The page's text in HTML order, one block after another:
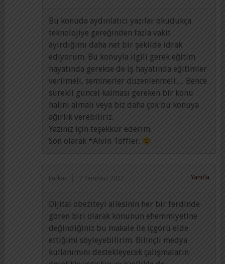
Bu konuda aydınlatıcı yazılar okudukça
teknolojiye gereğinden fazla vakit
ayırdığımı daha net bir şekilde idrak
ediyorum. Bu konuyla ilgili gerek eğitim
hayatında gerekse de iş hayatında eğitimler
verilmeli, seminerler düzenlenmeli… Bence
sürekli güncel kalması gereken bir konu
halini almalı veya biz daha çok bu konuya
ağırlık verebiliriz.
Yazınız için teşekkür ederim.
Son olarak *Alvin Toffler.
Furkan 7 Temmuz 2022 Yanıtla
Dijital obeziteyi ailesinin her bir ferdinde
gören biri olarak konunun ehemmiyetine
değindiğiniz bu makale ile içgörü elde
ettiğimi söyleyebilirim. Bilinçli medya
kullanımını destekleyecek çalışmaların